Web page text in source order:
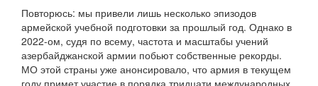
Повторюсь: мы привели лишь несколько эпизодов
армейской учебной подготовки за прошлый год. Однако в
2022-ом, судя по всему, частота и масштабы учений
азербайджанской армии побьют собственные рекорды.
МО этой страны уже анонсировало, что армия в текущем